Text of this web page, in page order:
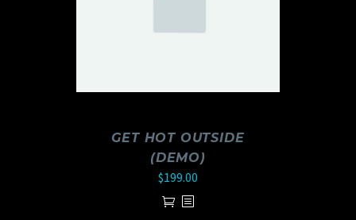
GET HOT OUTSIDE
(DEMO)
$199.00